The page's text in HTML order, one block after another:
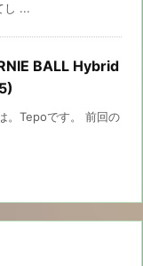
し ...
BALL Hybrid
。Tepoです。 前回の